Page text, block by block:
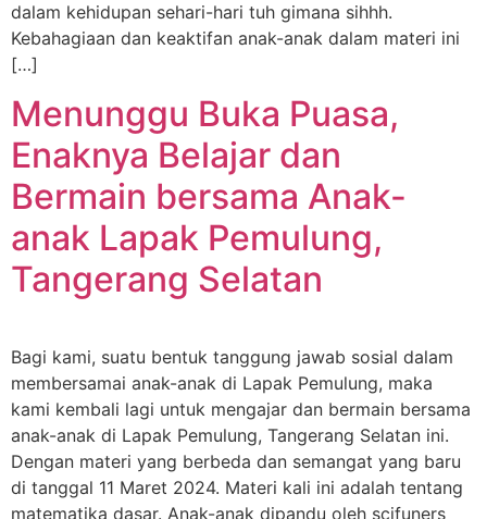
dalam kehidupan sehari-hari tuh gimana sihhh.
Kebahagiaan dan keaktifan anak-anak dalam materi ini
[…]
Menunggu Buka Puasa,
Enaknya Belajar dan
Bermain bersama Anak-
anak Lapak Pemulung,
Tangerang Selatan
Bagi kami, suatu bentuk tanggung jawab sosial dalam
membersamai anak-anak di Lapak Pemulung, maka
kami kembali lagi untuk mengajar dan bermain bersama
anak-anak di Lapak Pemulung, Tangerang Selatan ini.
Dengan materi yang berbeda dan semangat yang baru
di tanggal 11 Maret 2024. Materi kali ini adalah tentang
matematika dasar. Anak-anak dipandu oleh scifuners